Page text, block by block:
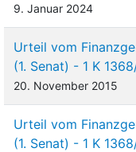
9. Januar 2024
Urteil vom
(1. Senat) - 1 K
20. November 2015
Urteil vom
(1. Senat) - 1 K